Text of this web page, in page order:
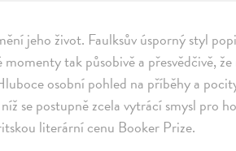
jeho život. Faulksův úsporný styl
tak působivě a přesvědčivě,
osobní pohled na příběhy a
se postupně zcela vytrácí smysl pro
literární cenu Booker Prize.